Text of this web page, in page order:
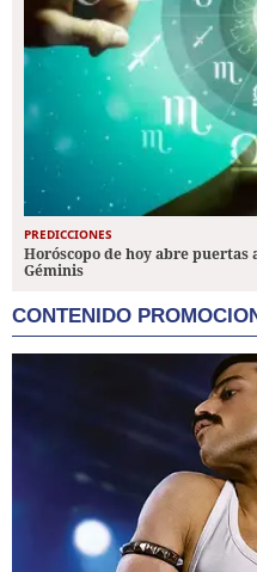
PREDICCIONES
Horóscopo de hoy abre
Géminis
CONTENIDO